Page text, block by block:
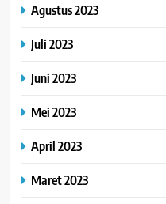
Agustus 2023
Juli 2023
Juni 2023
Mei 2023
April 2023
Maret 2023